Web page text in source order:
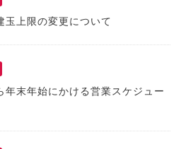
玉上限の変更について
年末年始にかける営業スケジュー